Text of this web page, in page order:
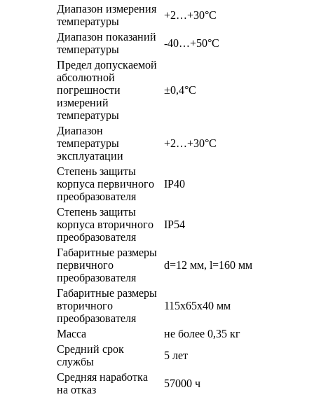
Диапазон измерения
температуры
+2…+30°С
Диапазон показаний
температуры
-40…+50°С
Предел допускаемой
абсолютной
погрешности
измерений
температуры
±0,4°С
Диапазон
температуры
эксплуатации
+2…+30°С
Степень защиты
корпуса первичного
преобразователя
IP40
Степень защиты
корпуса вторичного
преобразователя
IP54
Габаритные размеры
первичного
преобразователя
d=12 мм, l=160 мм
Габаритные размеры
вторичного
преобразователя
115х65х40 мм
Масса
не более 0,35 кг
Средний срок
службы
5 лет
Средняя наработка
на отказ
57000 ч